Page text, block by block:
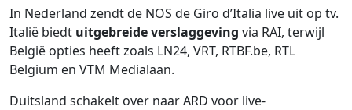
In Nederland zendt de NOS de Giro d’Italia live uit op tv.
Italië biedt uitgebreide verslaggeving via RAI, terwijl
België opties heeft zoals LN24, VRT, RTBF.be, RTL
Belgium en VTM Medialaan.
Duitsland schakelt over naar ARD voor live-